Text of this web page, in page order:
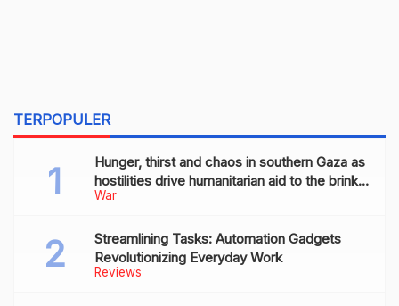
TERPOPULER
War
Hunger, thirst and chaos in southern Gaza as
hostilities drive humanitarian aid to the brink
of collapse
Reviews
Streamlining Tasks: Automation Gadgets
Revolutionizing Everyday Work